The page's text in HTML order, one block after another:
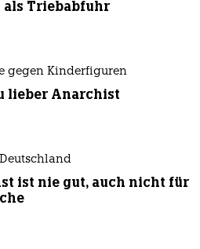
als Triebabfuhr
gegen Kinderfiguren
lieber Anarchist
ist nie gut, auch nicht für